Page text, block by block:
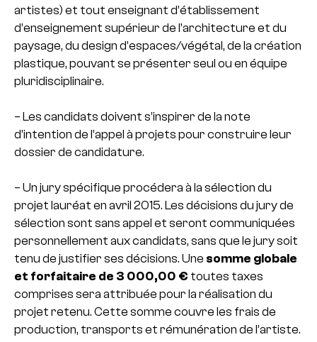
artistes) et tout enseignant d’établissement
d’enseignement supérieur de l’architecture et du
paysage, du design d’espaces/végétal, de la création
plastique, pouvant se présenter seul ou en équipe
pluridisciplinaire.
– Les candidats doivent s’inspirer de la note
d’intention de l’appel à projets pour construire leur
dossier de candidature.
– Un jury spécifique procédera à la sélection du
projet lauréat en avril 2015. Les décisions du jury de
sélection sont sans appel et seront communiquées
personnellement aux candidats, sans que le jury soit
tenu de justifier ses décisions. Une somme globale
et forfaitaire de 3 000,00 € toutes taxes
comprises sera attribuée pour la réalisation du
projet retenu. Cette somme couvre les frais de
production, transports et rémunération de l’artiste.